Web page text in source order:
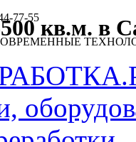
77-55 кв.м. в